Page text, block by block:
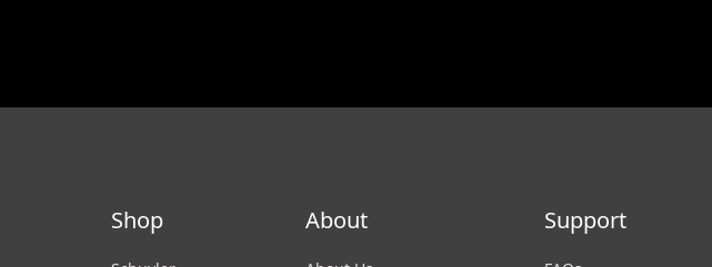
Shop About Support